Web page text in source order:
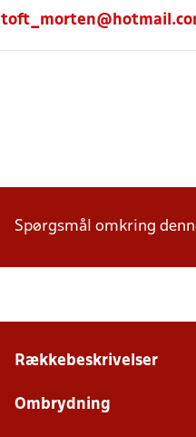
Spørgsmål omkring
Rækkebeskrivelser
Ombrydning